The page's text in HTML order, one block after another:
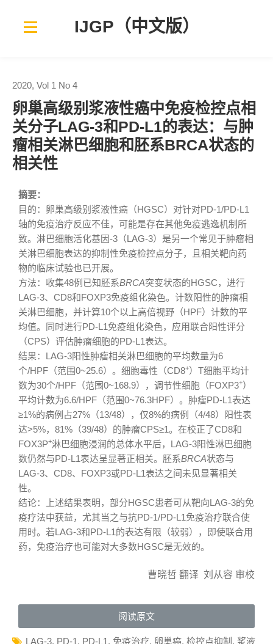
IJGP（中文版）
2020, Vol 1 No 4
卵巢高级别浆液性癌中免疫检控点相
关分子LAG-3和PD-L1的表达：与肿
瘤相关淋巴细胞和胚系BRCA状态的
相关性
摘要：
目的：卵巢高级别浆液性癌（HGSC）对针对PD-1/PD-L1
轴的免疫治疗反应不佳，可能是存在其他免疫逃逸机制所
致。淋巴细胞活化基因-3（LAG-3）是另一个常见于肿瘤相
关淋巴细胞表达的抑制性免疫检控点分子，且相关靶向药
物的临床试验也已开展。
方法：收集48例已知胚系BRCA突变状态的HGSC，进行
LAG-3、CD8和FOXP3免疫组化染色。计数阳性的肿瘤相
关淋巴细胞，并计算10个以上高倍视野（HPF）计数的平
均值。同时进行PD-L1免疫组化染色，应用联合阳性评分
（CPS）评估肿瘤细胞的PD-L1表达。
结果：LAG-3阳性肿瘤相关淋巴细胞的平均数量为6
个/HPF（范围0~25.6）。细胞毒性（CD8+）T细胞平均计
数为30个/HPF（范围0~168.9），调节性细胞（FOXP3+）
平均计数为6.6/HPF（范围0~76.3HPF）。肿瘤PD-L1表达
≥1%的病例占27%（13/48），仅8%的病例（4/48）阳性表
达>5%，81%（39/48）的肿瘤CPS≥1。在校正了CD8和
FOX3P+淋巴细胞浸润的总体水平后，LAG-3阳性淋巴细胞
数仍然与PD-L1表达呈显著正相关。胚系BRCA状态与
LAG-3、CD8、FOXP3或PD-L1表达之间未见显著相关
性。
结论：上述结果表明，部分HGSC患者可从靶向LAG-3的免
疫疗法中获益，尤其当之与抗PD-1/PD-L1免疫治疗联合使
用时。若LAG-3和PD-L1的表达有限（较弱），即使联合用
药，免疫治疗也可能对大多数HGSC是无效的。
曹晓哲 翻译 刘从容 审校
阅读原文
LAG-3, PD-1, PD-L1, 免疫治疗, 卵巢癌, 检控点抑制 , 浆液